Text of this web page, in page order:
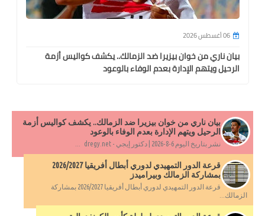
06 أغسطس 2026
بيان ناري من خوان بيزيرا ضد الزمالك.. يكشف كواليس أزمة
الرحيل ويتهم الإدارة بعدم الوفاء بالوعود
بيان ناري من خوان بيزيرا ضد الزمالك.. يكشف كواليس أزمة
الرحيل ويتهم الإدارة بعدم الوفاء بالوعود
نشر بتاريخ اليوم 6-8-2026 | دكتور إيجي - dregy.net ...
قرعة الدور التمهيدي لدوري أبطال أفريقيا 2026/2027
بمشاركة الزمالك وبيراميدز
قرعة الدور التمهيدي لدوري أبطال أفريقيا 2026/2027 بمشاركة
الزمالك...